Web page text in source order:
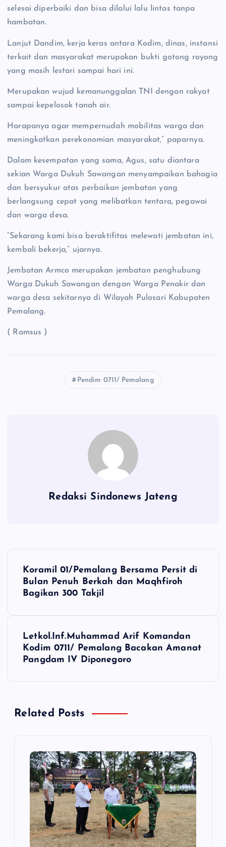
selesai diperbaiki dan bisa dilalui lalu lintas tanpa
hambatan.
Lanjut Dandim, kerja keras antara Kodim, dinas, instansi
terkait dan masyarakat merupakan bukti gotong royong
yang masih lestari sampai hari ini.
Merupakan wujud kemanunggalan TNI dengan rakyat
sampai kepelosok tanah air.
Harapanya agar mempernudah mobilitas warga dan
meningkatkan perekonomian masyarakat,” paparnya.
Dalam kesempatan yang sama, Agus, satu diantara
sekian Warga Dukuh Sawangan menyampaikan bahagia
dan bersyukur atas perbaikan jembatan yang
berlangsung cepat yang melibatkan tentara, pegawai
dan warga desa.
“Sekarang kami bisa beraktifitas melewati jembatan ini,
kembali bekerja,” ujarnya.
Jembatan Armco merupakan jembatan penghubung
Warga Dukuh Sawangan dengan Warga Penakir dan
warga desa sekitarnya di Wilayah Pulosari Kabupaten
Pemalang.
( Ramsus )
Pendim 0711/ Pemalang
Redaksi Sindonews Jateng
N
s
Koramil 01/Pemalang Bersama Persit di
Bulan Penuh Berkah dan Maqhfiroh
Bagikan 300 Takjil
Letkol.Inf.Muhammad Arif Komandan
Kodim 0711/ Pemalang Bacakan Amanat
Pangdam IV Diponegoro
Related Posts